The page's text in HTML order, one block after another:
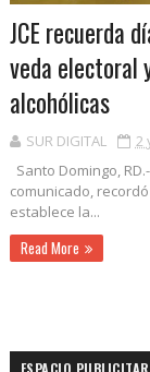
JCE recuerda
veda electoral
alcohólicas
SUR DIGITAL
2
Santo Domingo,
comunicado,
establece la...
Read More